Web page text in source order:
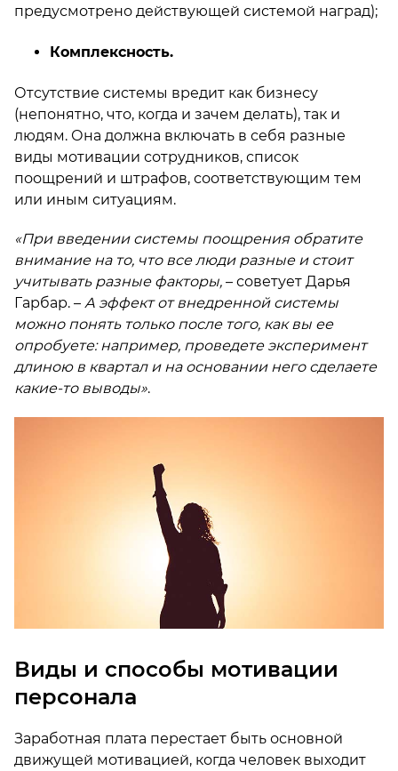
предусмотрено действующей системой наград);
Комплексность.
Отсутствие системы вредит как бизнесу
(непонятно, что, когда и зачем делать), так и
людям. Она должна включать в себя разные
виды мотивации сотрудников, список
поощрений и штрафов, соответствующим тем
или иным ситуациям.
«При введении системы поощрения обратите
внимание на то, что все люди разные и стоит
учитывать разные факторы, – советует Дарья
Гарбар. – А эффект от внедренной системы
можно понять только после того, как вы ее
опробуете: например, проведете эксперимент
длиною в квартал и на основании него сделаете
какие-то выводы».
Виды и способы мотивации
персонала
Заработная плата перестает быть основной
движущей мотивацией, когда человек выходит